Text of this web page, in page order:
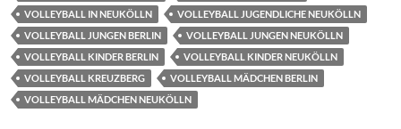
VOLLEYBALL IN NEUKÖLLN
VOLLEYBALL JUGENDLICHE NEUKÖLLN
VOLLEYBALL JUNGEN BERLIN
VOLLEYBALL JUNGEN NEUKÖLLN
VOLLEYBALL KINDER BERLIN
VOLLEYBALL KINDER NEUKÖLLN
VOLLEYBALL KREUZBERG
VOLLEYBALL MÄDCHEN BERLIN
VOLLEYBALL MÄDCHEN NEUKÖLLN